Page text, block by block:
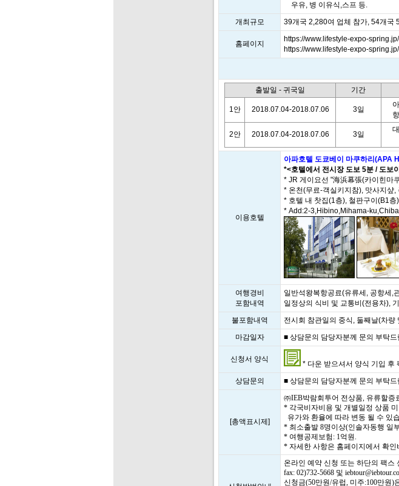
우유, 병 이유식,스프 등.
개최규모
39개국 2,280여 업체 참가, 54개국
홈페이지
https://www.lifestyle-expo-
https://www.lifestyle-expo-
출발일 - 귀국일 기간
1안 2018.07.04-2018.07.06 3일
2안 2018.07.04-2018.07.06 3일
이용호텔
아파호텔 도쿄베이 마쿠하리(APA
*<호텔에서 전시장 도보 5분 / 도보
* JR 게이요선 "海浜幕張(카이힌마
* 온천(무료-객실키지참), 맛사지샾,
* 호텔 내 찻집(1층), 철판구이(B1
* Add:2-3,Hibino,Mihama-
여행경비
포함내역
일반석왕복항공료(유류세, 공항세,
일정상의 식비 및 교통비(전용차),
불포함내역
전시회 참관일의 중식, 둘째날(차량
마감일자
■ 상담문의 담당자분께 문의 부탁
신청서 양식
* 다운 받으셔서 양식 기입 후
상담문의
■ 상담문의 담당자분께 문의 부탁
[총액표시제]
㈜IEB박람회투어 전상품, 유류할
* 각국비자비용 및 개별일정 상품
유가와 환율에 따라 변동 될 수 있
* 최소출발 8명이상(인솔자동행 일
* 여행공제보험: 1억원.
* 자세한 사항은 홈페이지에서 확인
온라인 예약 신청 또는 하단의 팩스
fax: 02)732-5668 및
신청금(50만원/유럽, 미주:100만원)